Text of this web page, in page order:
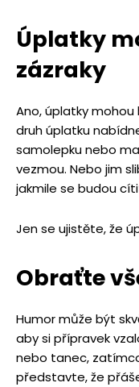
Úplatky
zázraky
Ano, úplatky
druh úplatku
samolepku nebo
vezmou. Nebo jim
jakmile se budou
Jen se ujistěte, že
Obraťte
Humor může být
aby si přípravek
nebo tanec,
představte, že